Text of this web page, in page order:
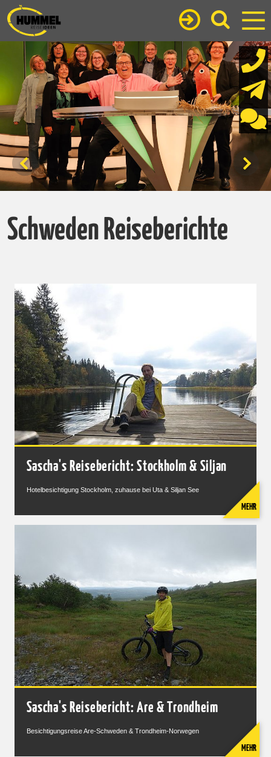
Schweden Reiseberichte
Sascha's Reisebericht: Stockholm & Siljan
Hotelbesichtigung Stockholm, zuhause bei Uta & Siljan See
MEHR
Sascha's Reisebericht: Are & Trondheim
Besichtigungsreise Are-Schweden & Trondheim-Norwegen
MEHR